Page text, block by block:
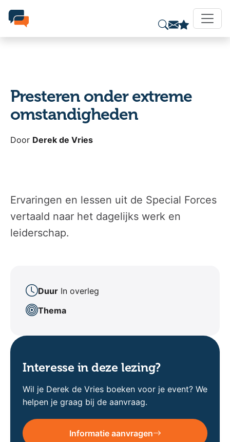
Presteren onder extreme
omstandigheden
Door Derek de Vries
Ervaringen en lessen uit de Special Forces
vertaald naar het dagelijks werk en
leiderschap.
Duur In overleg
Thema
Interesse in deze lezing?
Wil je Derek de Vries boeken voor je event? We
helpen je graag bij de aanvraag.
Informatie aanvragen